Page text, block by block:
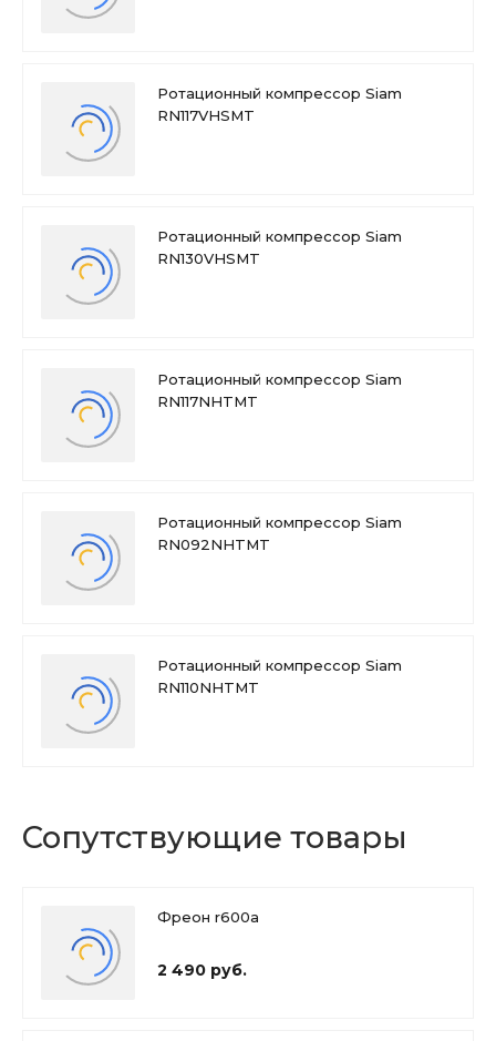
Ротационный компрессор Siam
RN117VHSMT
Ротационный компрессор Siam
RN130VHSMT
Ротационный компрессор Siam
RN117NHTMT
Ротационный компрессор Siam
RN092NHTMT
Ротационный компрессор Siam
RN110NHTMT
Сопутствующие товары
Фреон r600a
2 490 руб.